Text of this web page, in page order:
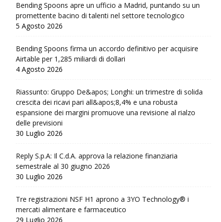
Bending Spoons apre un ufficio a Madrid, puntando su un
promettente bacino di talenti nel settore tecnologico
5 Agosto 2026
Bending Spoons firma un accordo definitivo per acquisire
Airtable per 1,285 miliardi di dollari
4 Agosto 2026
Riassunto: Gruppo De&apos; Longhi: un trimestre di solida
crescita dei ricavi pari all&apos;8,4% e una robusta
espansione dei margini promuove una revisione al rialzo
delle previsioni
30 Luglio 2026
Reply S.p.A: Il C.d.A. approva la relazione finanziaria
semestrale al 30 giugno 2026
30 Luglio 2026
Tre registrazioni NSF H1 aprono a 3YO Technology® i
mercati alimentare e farmaceutico
29 Luglio 2026